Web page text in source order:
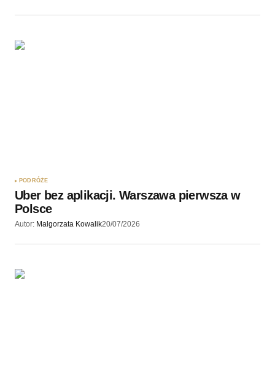
PODRÓŻE
Uber bez aplikacji. Warszawa pierwsza w
Polsce
Autor: Malgorzata Kowalik20/07/2026